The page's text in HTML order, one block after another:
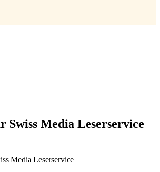
Swiss Media Leserservice
Media Leserservice